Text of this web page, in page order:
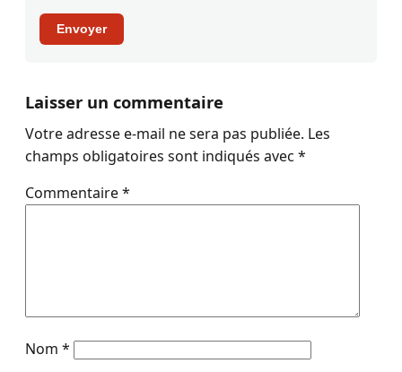
Envoyer
Laisser un commentaire
Votre adresse e-mail ne sera pas publiée. Les
champs obligatoires sont indiqués avec *
Commentaire*
Nom *